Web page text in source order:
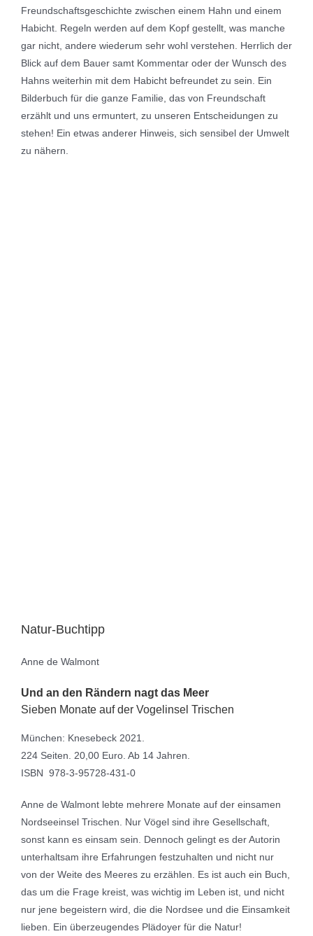
Freundschaftsgeschichte zwischen einem Hahn und einem
Habicht. Regeln werden auf dem Kopf gestellt, was manche
gar nicht, andere wiederum sehr wohl verstehen. Herrlich der
Blick auf dem Bauer samt Kommentar oder der Wunsch des
Hahns weiterhin mit dem Habicht befreundet zu sein. Ein
Bilderbuch für die ganze Familie, das von Freundschaft
erzählt und uns ermuntert, zu unseren Entscheidungen zu
stehen! Ein etwas anderer Hinweis, sich sensibel der Umwelt
zu nähern.
Natur-Buchtipp
Anne de Walmont
Und an den Rändern nagt das Meer
Sieben Monate auf der Vogelinsel Trischen
München: Knesebeck 2021.
224 Seiten. 20,00 Euro. Ab 14 Jahren.
ISBN 978-3-95728-431-0
Anne de Walmont lebte mehrere Monate auf der einsamen
Nordseeinsel Trischen. Nur Vögel sind ihre Gesellschaft,
sonst kann es einsam sein. Dennoch gelingt es der Autorin
unterhaltsam ihre Erfahrungen festzuhalten und nicht nur
von der Weite des Meeres zu erzählen. Es ist auch ein Buch,
das um die Frage kreist, was wichtig im Leben ist, und nicht
nur jene begeistern wird, die die Nordsee und die Einsamkeit
lieben. Ein überzeugendes Plädoyer für die Natur!